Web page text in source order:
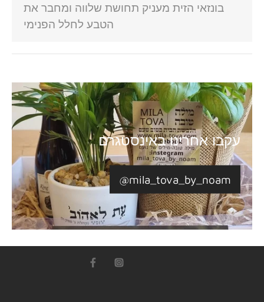
בונזאי הזית מעניק תחושת שלווה ומחבר את
הטבע לחלל הפנימי
עקבו אחרינו באינסטגרם
@mila_tova_by_noam